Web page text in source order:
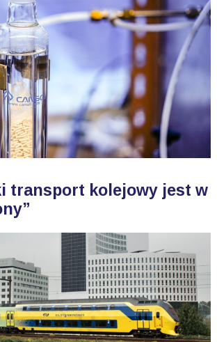
transport kolejowy jest w